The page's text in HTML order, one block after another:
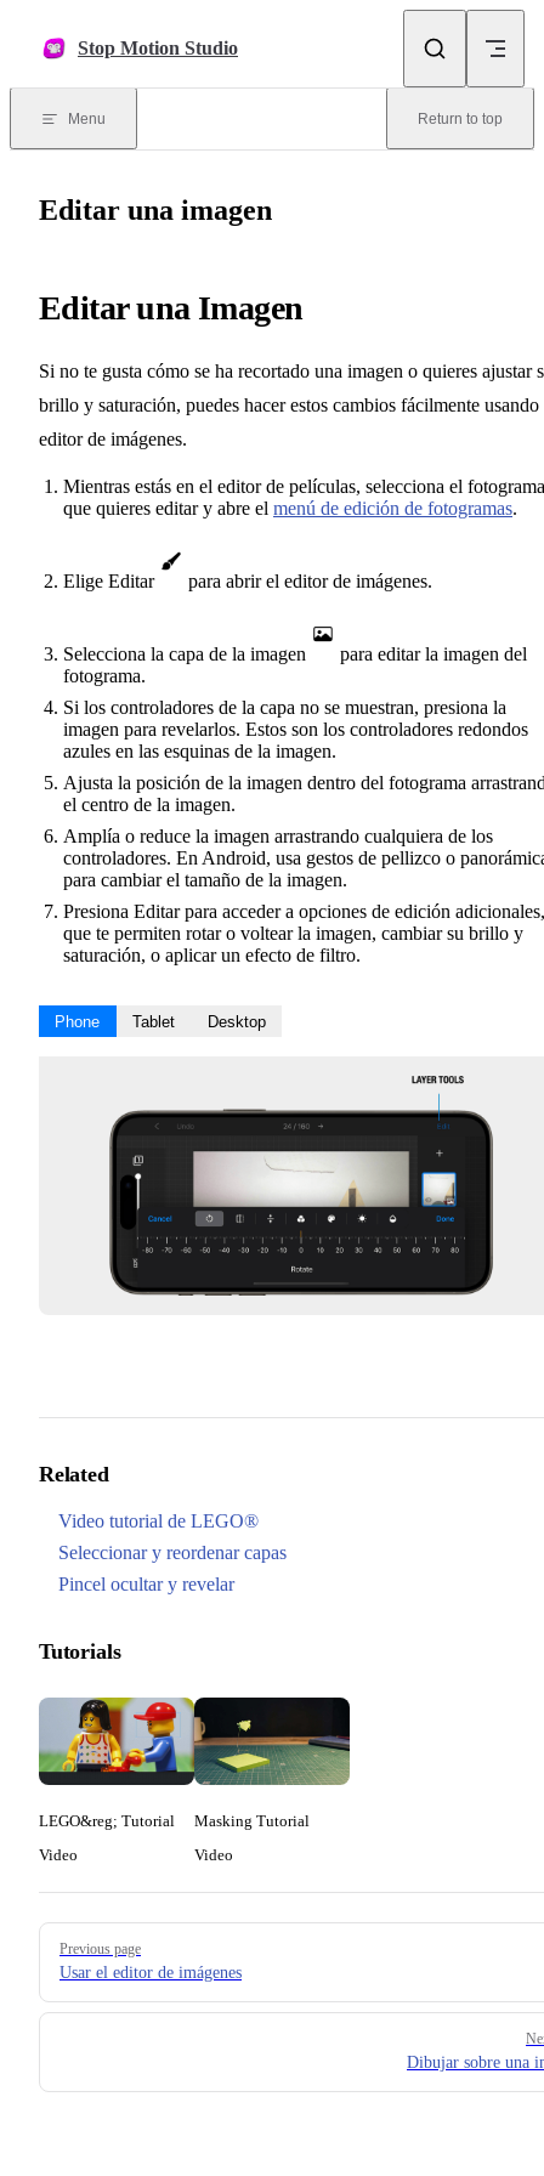
Stop Motion Studio
Menu Return to top
Editar una imagen
Editar una Imagen
Si no te gusta cómo se ha recortado una imagen o quieres ajustar
brillo y saturación, puedes hacer estos cambios fácilmente usando
editor de imágenes.
Mientras estás en el editor de películas, selecciona el fotograma
que quieres editar y abre el menú de edición de fotogramas.
Elige Editar para abrir el editor de imágenes.
Selecciona la capa de la imagen
para editar la imagen del
fotograma.
Si los controladores de la capa no se muestran, presiona la
imagen para revelarlos. Estos son los controladores redondos
azules en las esquinas de la imagen.
Ajusta la posición de la imagen dentro del fotograma
el centro de la imagen.
Amplía o reduce la imagen arrastrando cualquiera de los
controladores. En Android, usa gestos de pellizco o
para cambiar el tamaño de la imagen.
Presiona Editar para acceder a opciones de edición adicionales,
que te permiten rotar o voltear la imagen, cambiar su brillo y
saturación, o aplicar un efecto de filtro.
Phone Tablet Desktop
Related
Video tutorial de LEGO®
Seleccionar y reordenar capas
Pincel ocultar y revelar
Tutorials
LEGO&reg; Tutorial
Video
Masking Tutorial
Video
Pager
Previous page
Usar el editor de imágenes
Dibujar sobre una